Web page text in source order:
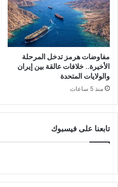
مفاوضات هرمز تدخل المرحلة
الأخيرة.. خلافات عالقة بين إيران
والولايات المتحدة
منذ 5 ساعات
تابعنا على فيسبوك